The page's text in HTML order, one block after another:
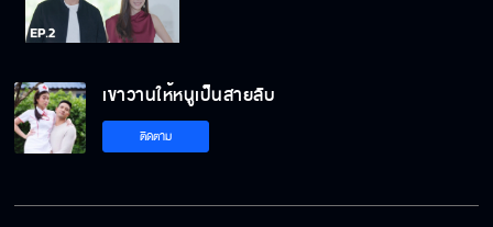
เขาวานให้หนูเป็นสายลับ
ติดตาม